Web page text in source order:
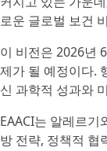
로운 글로벌 보건
이 비전은 2026년
제가 될 예정이다.
신 과학적 성과와
EAACI는 알레르
방 전략, 정책적 협